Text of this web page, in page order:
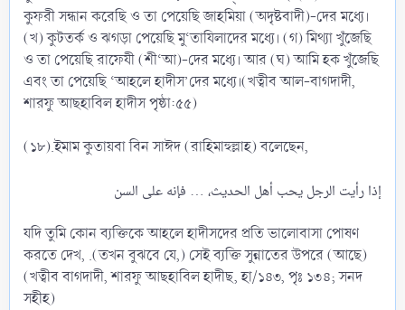
কুফরী সন্ধান করেছি ও তা পেয়েছি জাহমিয়া (অদৃষ্টবাদী)-দের মধ্যে।
(খ) কুটতর্ক ও ঝগড়া পেয়েছি মু‘তাযিলাদের মধ্যে। (গ) মিথ্যা খুঁজেছি
ও তা পেয়েছি রাফেযী (শী‘আ)-দের মধ্যে। আর (ঘ) আমি হক খুঁজেছি
এবং তা পেয়েছি ‘আহলে হাদীস’দের মধ্যে।(খত্বীব আল-বাগদাদী,
শারফু আছহাবিল হাদীস পৃষ্ঠা:৫৫)
(১৮).ইমাম কুতায়বা বিন সাঈদ (রাহিমাহুল্লাহ) বলেছেন,
যদি তুমি কোন ব্যক্তিকে আহলে হাদীসদের প্রতি ভালোবাসা পোষণ
করতে দেখ, .(তখন বুঝবে যে,) সেই ব্যক্তি সুন্নাতের উপরে (আছে)
(খত্বীব বাগদাদী, শারফু আছহাবিল হাদীছ, হা/১৪৩, পৃঃ ১৩৪; সনদ
সহীহ)